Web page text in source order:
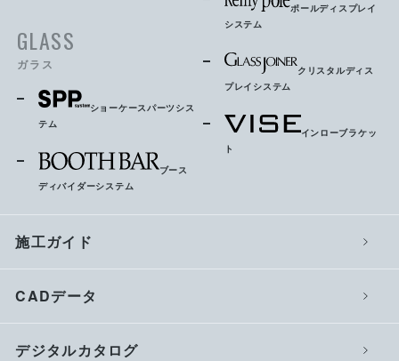
GLASS
ガラス
ショーケースパーツシス
テム
ブース
ディバイダーシステム
ポールディスプレイ
システム
クリスタルディス
プレイシステム
インローブラケッ
ト
施工ガイド
CADデータ
デジタルカタログ